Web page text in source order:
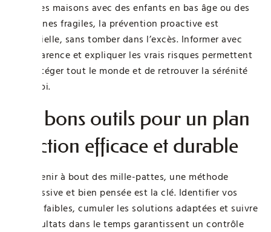
Dans les maisons avec des enfants en bas âge ou des
personnes fragiles, la prévention proactive est
essentielle, sans tomber dans l’excès. Informer avec
transparence et expliquer les vrais risques permettent
de protéger tout le monde et de retrouver la sérénité
chez soi.
Les bons outils pour un plan
d’action efficace et durable
Pour venir à bout des mille-pattes, une méthode
progressive et bien pensée est la clé. Identifier vos
points faibles, cumuler les solutions adaptées et suivre
les résultats dans le temps garantissent un contrôle